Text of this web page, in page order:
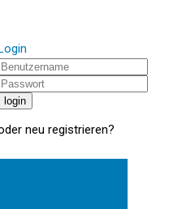
neu registrieren?